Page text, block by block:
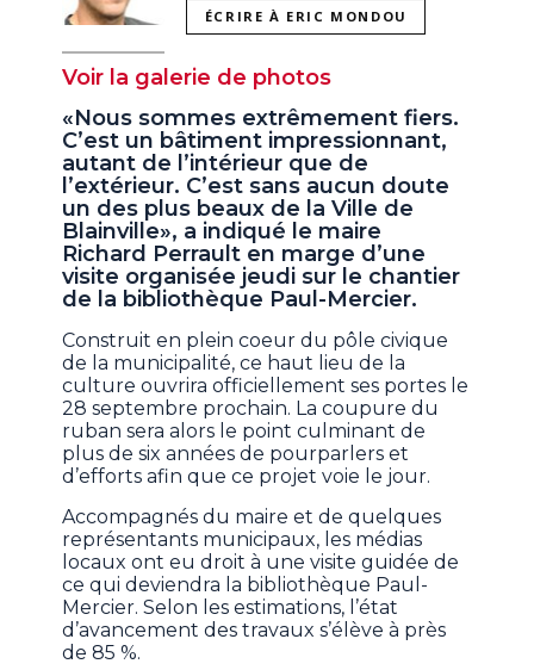
ÉCRIRE À ERIC MONDOU
Voir la galerie de photos
«Nous sommes extrêmement fiers.
C’est un bâtiment impressionnant,
autant de l’intérieur que de
l’extérieur. C’est sans aucun doute
un des plus beaux de la Ville de
Blainville», a indiqué le maire
Richard Perrault en marge d’une
visite organisée jeudi sur le chantier
de la bibliothèque Paul-Mercier.
Construit en plein coeur du pôle civique
de la municipalité, ce haut lieu de la
culture ouvrira officiellement ses portes le
28 septembre prochain. La coupure du
ruban sera alors le point culminant de
plus de six années de pourparlers et
d’efforts afin que ce projet voie le jour.
Accompagnés du maire et de quelques
représentants municipaux, les médias
locaux ont eu droit à une visite guidée de
ce qui deviendra la bibliothèque Paul-
Mercier. Selon les estimations, l’état
d’avancement des travaux s’élève à près
de 85 %.